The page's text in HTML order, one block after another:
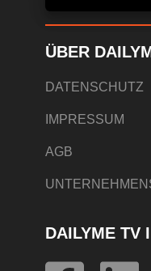
ÜBER
DATENSCHUTZ
IMPRESSUM
AGB
DAILYME TV